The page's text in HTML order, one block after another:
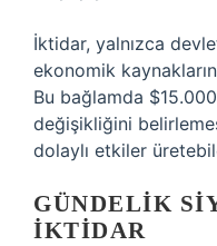
İktidar, yalnızca
ekonomik
Bu bağlamda
değişikliğini
dolaylı etkiler
GÜNDELIK
IKTIDAR